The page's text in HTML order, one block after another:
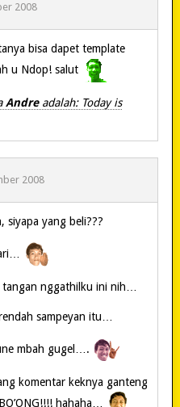
2008
bisa dapet template
u Ndop! salut
Andre adalah: Today is
2008
siyapa yang beli???
tangan nggathilku ini nih…
sampeyan itu…
mbah gugel….
komentar keknya ganteng
hahaha…